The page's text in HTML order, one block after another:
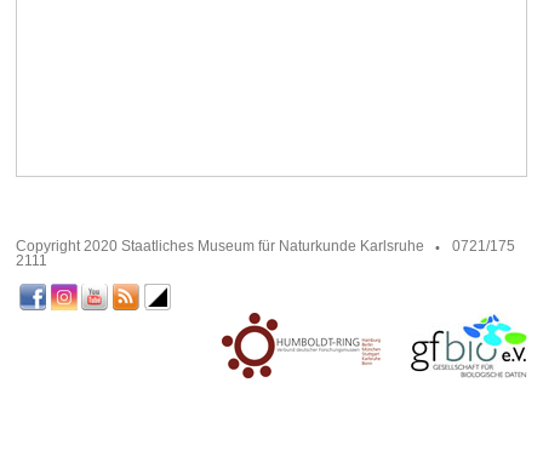
Copyright 2020 Staatliches Museum für Naturkunde Karlsruhe
0721/175
2111